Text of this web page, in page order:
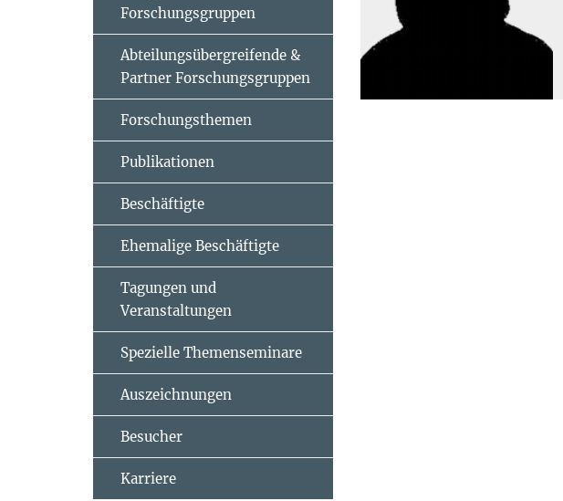
Forschungsgruppen
Abteilungsübergreifende &
Partner Forschungsgruppen
Forschungsthemen
Publikationen
Beschäftigte
Ehemalige Beschäftigte
Tagungen und
Veranstaltungen
Spezielle Themenseminare
Auszeichnungen
Besucher
Karriere